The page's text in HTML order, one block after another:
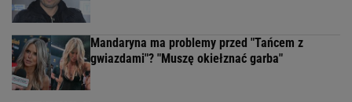
Mandaryna ma problemy przed "Tańcem z
gwiazdami"? "Muszę okiełznać garba"